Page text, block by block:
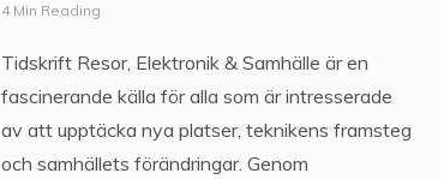
4 Min Reading
Tidskrift Resor, Elektronik & Samhälle är en
fascinerande källa för alla som är intresserade
av att upptäcka nya platser, teknikens framsteg
och samhällets förändringar. Genom